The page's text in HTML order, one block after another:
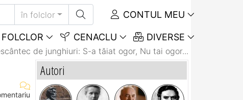
în folclor CONTUL MEU
FOLCLOR CENACLU DIVERSE
de junghiuri: S-a tăiat ogor, Nu tai ogor...
Autori